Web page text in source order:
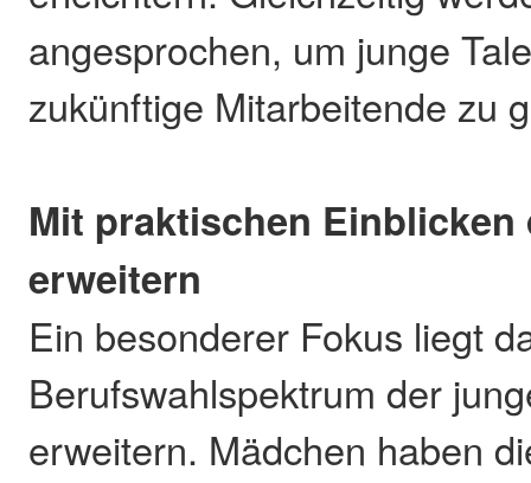
angesprochen, um junge
zukünftige Mitarbeitende zu
Mit praktischen
erweitern
Ein besonderer Fokus liegt
Berufswahlspektrum der
erweitern. Mädchen haben